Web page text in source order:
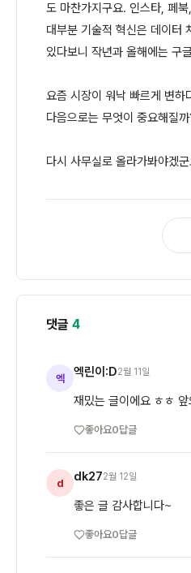
도 마찬가지구요. 인스타, 페
대부분 기술적 혁신은 데이터
있다보니 작년과 올해에는
요즘 시장이 워낙 빠르게 변
다음으로는 무엇이 중요해질
다시 사무실로 올라가봐야겠
댓글 4
엑 엑린이:D2월 11일
재밌는 글이에요 ㅎㅎ
좋아요0답글
d dk272월 12일
좋은 글 감사합니다~
좋아요0답글